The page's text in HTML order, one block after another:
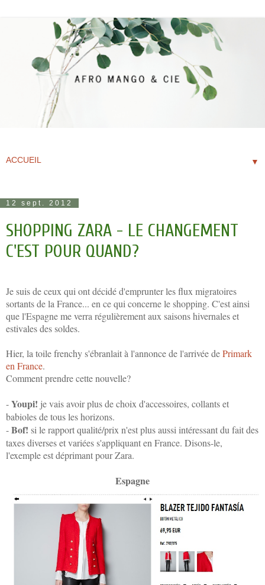
▼
12 sept. 2012
SHOPPING ZARA - LE CHANGEMENT
C'EST POUR QUAND?
Je suis de ceux qui ont décidé d'emprunter les flux migratoires
sortants de la France... en ce qui concerne le shopping. C'est ainsi
que l'Espagne me verra régulièrement aux saisons hivernales et
estivales des soldes.
Hier, la toile frenchy s'ébranlait à l'annonce de l'arrivée dePrimark
en France.
Comment prendre cette nouvelle?
-Youpi! je vais avoir plus de choix d'accessoires, collants et
babioles de tous les horizons.
-Bof! si le rapport qualité/prix n'est plus aussi intéressant du fait des
taxes diverses et variées s'appliquant en France. Disons-le,
l'exemple est déprimant pour Zara.
Espagne